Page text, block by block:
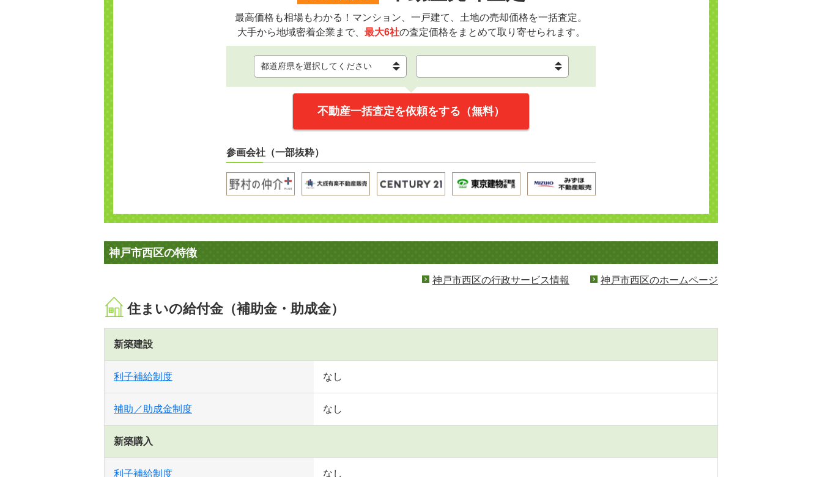
最高価格も相場もわかる！マンション、一戸建て、土地の売却価格を一括査定。
大手から地域密着企業まで、 最大6社の査定価格をまとめて取り寄せられます。
不動産一括査定を依頼をする（無料）
参画会社（一部抜粋）
神戸市西区の特徴
神戸市西区の行政サービス情報 神戸市西区のホームページ
住まいの給付金（補助金・助成金）
新築建設
利子補給制度 なし
補助／助成金制度 なし
新築購入
利子補給制度 なし